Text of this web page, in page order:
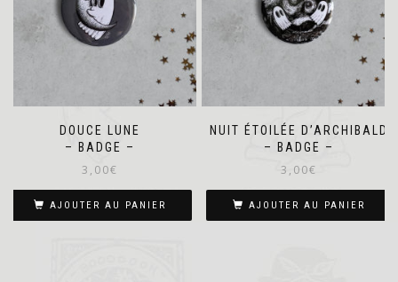
DOUCE LUNE
– BADGE –
3,00€
AJOUTER AU PANIER
NUIT ÉTOILÉE D’ARCHIBALD
– BADGE –
3,00€
AJOUTER AU PANIER